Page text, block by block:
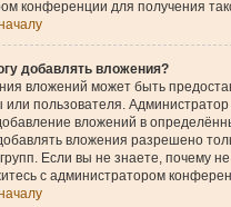
конференции для получения
добавлять вложения?
вложений может быть
или пользователя.
вложений в
вложения разрешено
Если вы не знаете, почему
с администратором